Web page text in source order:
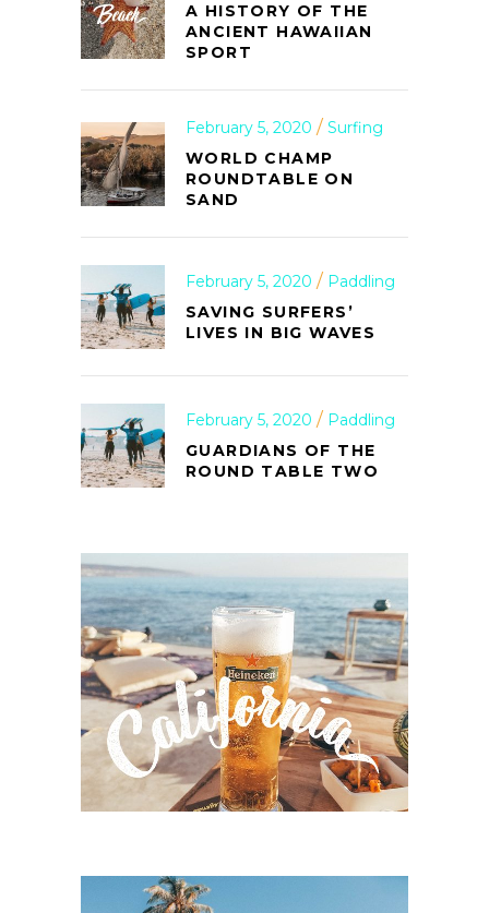
A HISTORY OF THE
ANCIENT HAWAIIAN
SPORT
February 5, 2020
Surfing
WORLD CHAMP
ROUNDTABLE ON
SAND
February 5, 2020
Paddling
SAVING SURFERS’
LIVES IN BIG WAVES
February 5, 2020
Paddling
GUARDIANS OF THE
ROUND TABLE TWO